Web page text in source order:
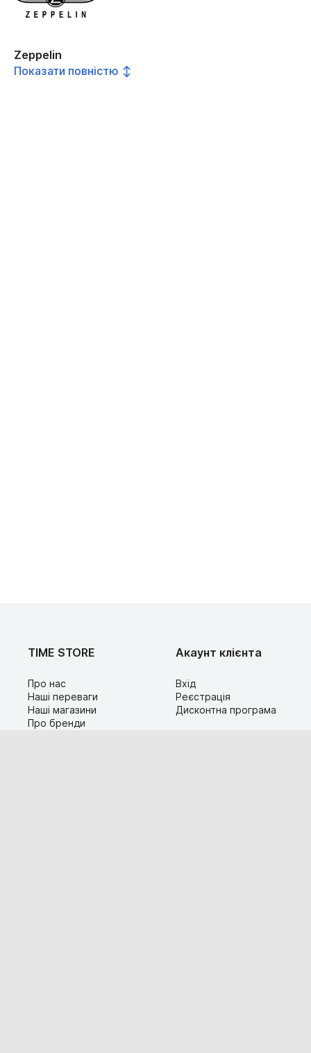
Zeppelin
Показати повністю ↕
TIME STORE
Про нас
Наші переваги
Наші магазини
Про бренди
Акаунт клієнта
Вхід
Реєстрація
Дисконтна програма